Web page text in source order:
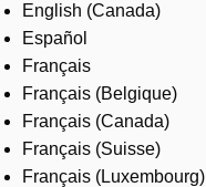
English (Canada)
Español
Français
Français (Belgique)
Français (Canada)
Français (Suisse)
Français (Luxembourg)